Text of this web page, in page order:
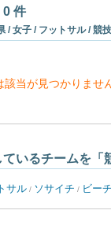
0 件
/ 女子 / フットサル / 競
該当が見つかりませ
いるチームを「
サル / ソサイチ / ビー